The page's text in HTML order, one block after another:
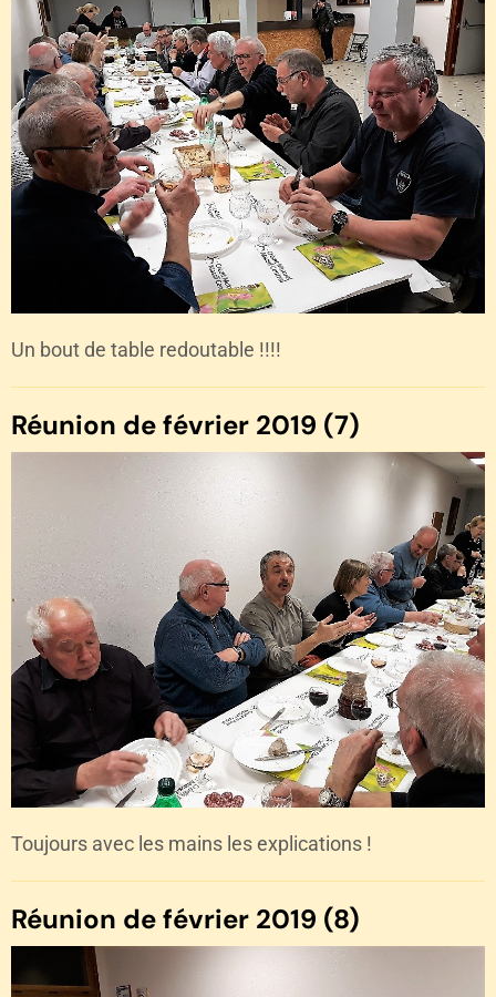
Un bout de table redoutable !!!!
Réunion de février 2019 (7)
Toujours avec les mains les explications !
Réunion de février 2019 (8)